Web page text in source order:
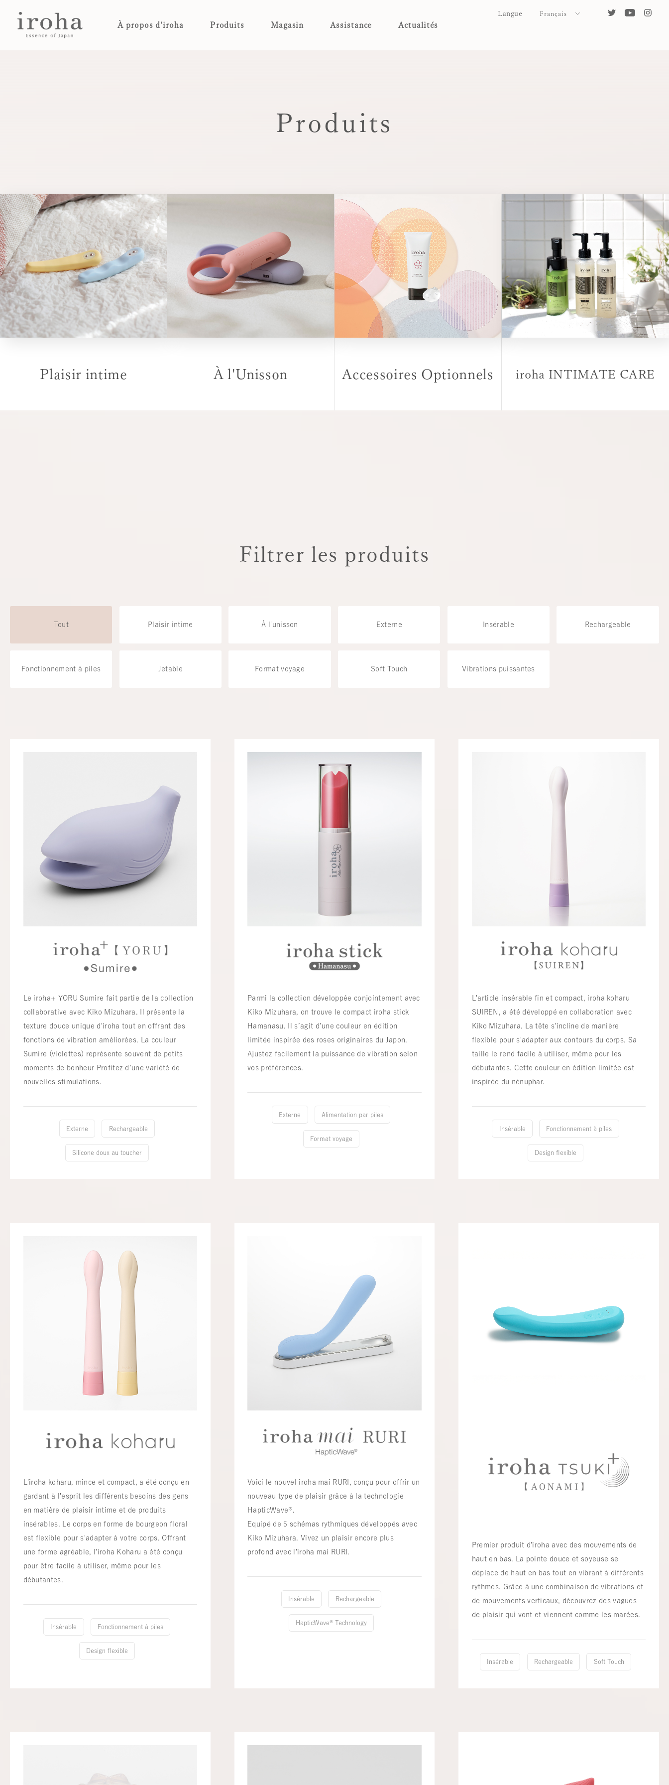
Langue Français
À propos d'iroha Produits Magasin Assistance Actualités
Produits
Plaisir intime À l'Unisson Accessoires Optionnels iroha INTIMATE CARE
Filtrer les produits
Tout Plaisir intime À l'unisson Externe Insérable Rechargeable
Fonctionnement à piles Jetable Format voyage Soft Touch Vibrations puissantes
Le iroha+ YORU Sumire fait partie de la collection
collaborative avec Kiko Mizuhara. Il présente la
texture douce unique d'iroha tout en offrant des
fonctions de vibration améliorées. La couleur
Sumire (violettes) représente souvent de petits
moments de bonheur Profitez d’une variété de
nouvelles stimulations.
Externe Rechargeable
Silicone doux au toucher
Parmi la collection développée conjointement avec
Kiko Mizuhara, on trouve le compact iroha stick
Hamanasu. Il s’agit d’une couleur en édition
limitée inspirée des roses originaires du Japon.
Ajustez facilement la puissance de vibration selon
vos préférences.
Externe Alimentation par piles
Format voyage
L'article insérable fin et compact, iroha koharu
SUIREN, a été développé en collaboration avec
Kiko Mizuhara. La tête s'incline de manière
flexible pour s'adapter aux contours du corps. Sa
taille le rend facile à utiliser, même pour les
débutantes. Cette couleur en édition limitée est
inspirée du nénuphar.
Insérable Fonctionnement à piles
Design flexible
L'iroha koharu, mince et compact, a été conçu en
gardant à l'esprit les différents besoins des gens
en matière de plaisir intime et de produits
insérables. Le corps en forme de bourgeon floral
est flexible pour s'adapter à votre corps. Offrant
une forme agréable, l'iroha Koharu a été conçu
pour être facile à utiliser, même pour les
débutantes.
Insérable Fonctionnement à piles
Design flexible
Voici le nouvel iroha mai RURI, conçu pour offrir un
nouveau type de plaisir grâce à la technologie
HapticWave®.
Equipé de 5 schémas rythmiques développés avec
Kiko Mizuhara. Vivez un plaisir encore plus
profond avec l'iroha mai RURI.
Insérable Rechargeable
HapticWave® Technology
Premier produit d'iroha avec des mouvements de
haut en bas. La pointe douce et soyeuse se
déplace de haut en bas tout en vibrant à différents
rythmes. Grâce à une combinaison de vibrations et
de mouvements verticaux, découvrez des vagues
de plaisir qui vont et viennent comme les marées.
Insérable Rechargeable Soft Touch